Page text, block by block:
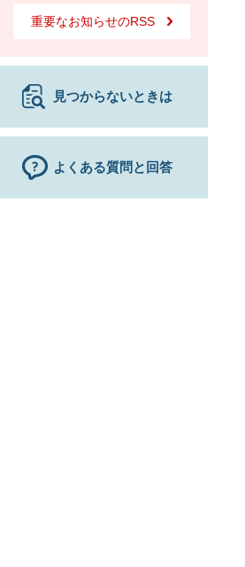
重要なお知らせのRSS
見つからないときは
よくある質問と回答